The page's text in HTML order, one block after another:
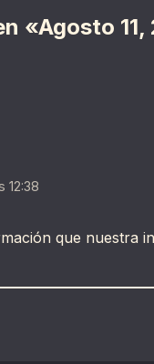
«Agosto
12:38
que nuestra